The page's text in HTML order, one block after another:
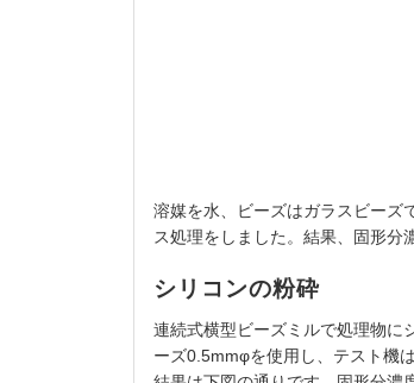
溶媒を水、ビーズはガラスビーズ
ス処理をしました。結果、固形分
シリコンの粉砕
連続式横型ビーズミルで処理物に
ーズ0.5mmφを使用し、テスト機